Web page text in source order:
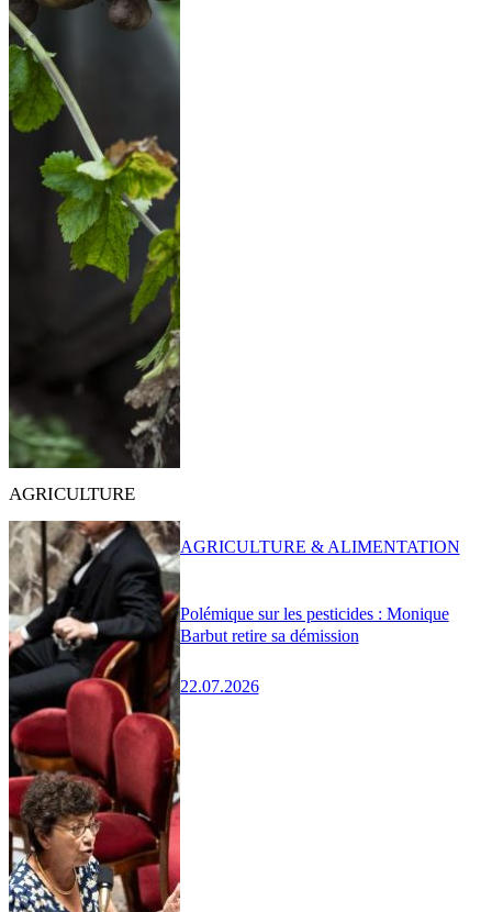
AGRICULTURE
Polémique sur les pesticides : Monique
Barbut retire sa démission
22.07.2026
AGRICULTURE & ALIMENTATION